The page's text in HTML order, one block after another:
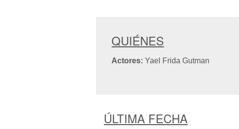
QUIÉNES
Actores: Yael Frida Gutman
ÚLTIMA FECHA